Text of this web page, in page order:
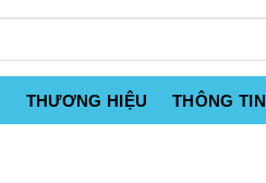
THƯƠNG HIỆU THÔNG TIN